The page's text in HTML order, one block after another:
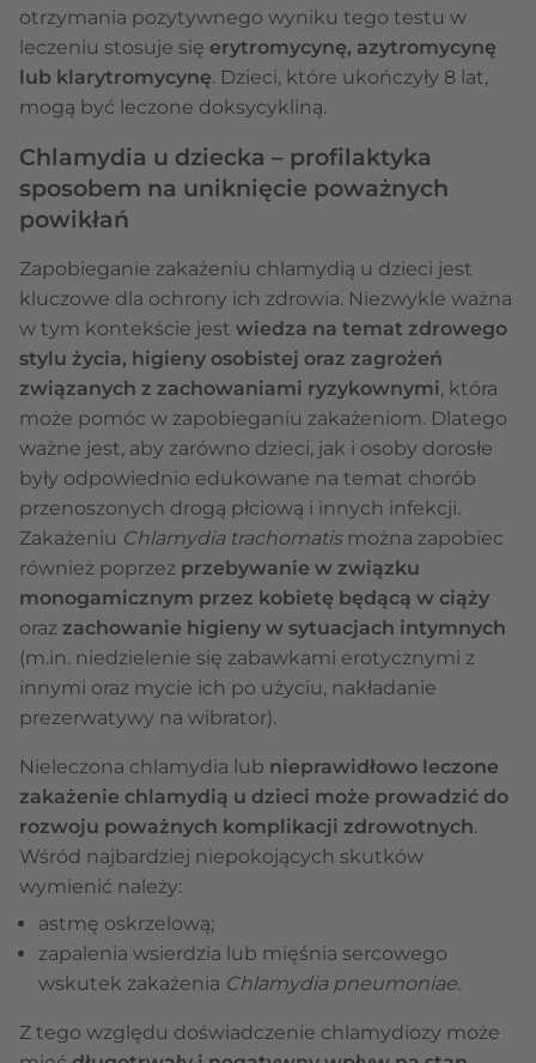
otrzymania pozytywnego wyniku tego testu w
leczeniu stosuje się erytromycynę, azytromycynę
lub klarytromycynę. Dzieci, które ukończyły 8 lat,
mogą być leczone doksycykliną.
Chlamydia u dziecka – profilaktyka
sposobem na uniknięcie poważnych
powikłań
Zapobieganie zakażeniu chlamydią u dzieci jest
kluczowe dla ochrony ich zdrowia. Niezwykle ważna
w tym kontekście jest wiedza na temat zdrowego
stylu życia, higieny osobistej oraz zagrożeń
związanych z zachowaniami ryzykownymi, która
może pomóc w zapobieganiu zakażeniom. Dlatego
ważne jest, aby zarówno dzieci, jak i osoby dorosłe
były odpowiednio edukowane na temat chorób
przenoszonych drogą płciową i innych infekcji.
Zakażeniu Chlamydia trachomatismożna zapobiec
również poprzez przebywanie w związku
monogamicznym przez kobietę będącą w ciąży
oraz zachowanie higieny w sytuacjach intymnych
(m.in. niedzielenie się zabawkami erotycznymi z
innymi oraz mycie ich po użyciu, nakładanie
prezerwatywy na wibrator).
Nieleczona chlamydia lub nieprawidłowo leczone
zakażenie chlamydią u dzieci może prowadzić do
rozwoju poważnych komplikacji zdrowotnych.
Wśród najbardziej niepokojących skutków
wymienić należy:
astmę oskrzelową;
zapalenia wsierdzia lub mięśnia sercowego
wskutek zakażenia Chlamydia pneumoniae.
Z tego względu doświadczenie chlamydiozy może